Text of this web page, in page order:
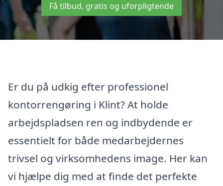
Få tilbud, gratis og uforpligtende
Er du på udkig efter professionel
kontorrengøring i Klint? At holde
arbejdspladsen ren og indbydende er
essentielt for både medarbejdernes
trivsel og virksomhedens image. Her kan
vi hjælpe dig med at finde det perfekte